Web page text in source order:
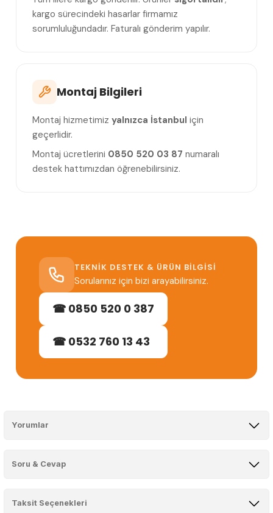
kargo sürecindeki hasarlar firmamız
sorumluluğundadır. Faturalı gönderim yapılır.
Montaj Bilgileri
Montaj hizmetimiz yalnızca İstanbul için
geçerlidir.
Montaj ücretlerini 0850 520 03 87 numaralı
destek hattımızdan öğrenebilirsiniz.
TEKNIK DESTEK & ÜRÜN BILGISI
Sorularınız için bizi arayabilirsiniz.
☎ 0850 520 0 387
☎ 0532 760 13 43
Yorumlar
Soru & Cevap
Taksit Seçenekleri